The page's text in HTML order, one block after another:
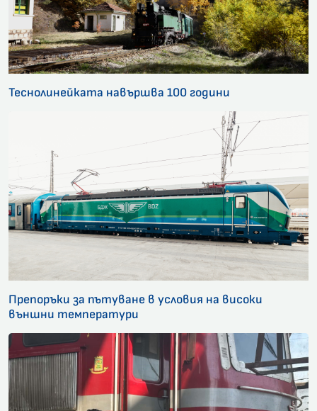
Теснолинейката навършва 100 години
Препоръки за пътуване в условия на високи
външни температури